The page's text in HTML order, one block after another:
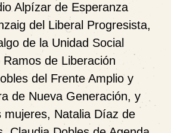
Alpízar de Esperanza
del Liberal Progresista,
de la Unidad Social
de Liberación
del Frente Amplio y
de Nueva Generación, y
mujeres, Natalia Díaz de